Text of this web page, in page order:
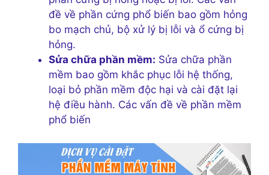
đề về phần cứng phổ biến bao gồm hỏng
bo mạch chủ, bộ xử lý bị lỗi và ổ cứng bị
hỏng.
Sửa chữa phần mềm: Sửa chữa phần
mềm bao gồm khắc phục lỗi hệ thống,
loại bỏ phần mềm độc hại và cài đặt lại
hệ điều hành. Các vấn đề về phần mềm
phổ biến